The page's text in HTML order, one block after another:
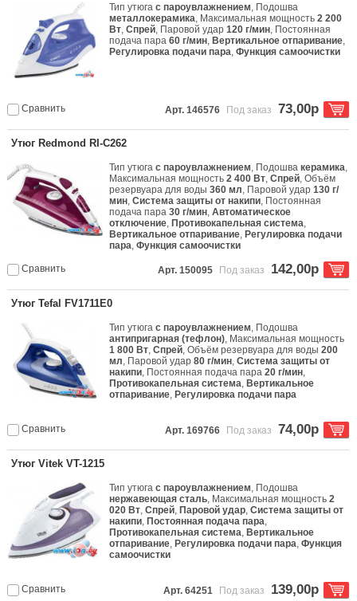
Тип утюгас пароувлажнением, Подошва
металлокерамика, Максимальная мощность2 200
Вт,Спрей, Паровой удар120 г/мин, Постоянная
подача пара60 г/мин, Вертикальное отпаривание,
Регулировка подачи пара,Функция самоочистки
Сравнить Арт. 146576 Под заказ 73,00р
Утюг Redmond RI-C262
Тип утюгас пароувлажнением, Подошвакерамика,
Максимальная мощность2 400 Вт,Спрей, Объём
резервуара для воды360 мл, Паровой удар130 г/
мин,Система защиты от накипи, Постоянная
подача пара30 г/мин,Автоматическое
отключение, Противокапельная система,
Вертикальное отпаривание, Регулировка подачи
пара,Функция самоочистки
Сравнить Арт. 150095 Под заказ 142,00р
Утюг Tefal FV1711E0
Тип утюгас пароувлажнением, Подошва
антипригарная (тефлон), Максимальная мощность
1 800 Вт,Спрей, Объём резервуара для воды200
мл, Паровой удар80 г/мин,Система защиты от
накипи, Постоянная подача пара20 г/мин,
Противокапельная система, Вертикальное
отпаривание, Регулировка подачи пара
Сравнить Арт. 169766 Под заказ 74,00р
Утюг Vitek VT-1215
Тип утюгас пароувлажнением, Подошва
нержавеющая сталь, Максимальная мощность2
020 Вт,Спрей, Паровой удар,Система защиты от
накипи, Постоянная подача пара,
Противокапельная система, Вертикальное
отпаривание, Регулировка подачи пара,Функция
самоочистки
Сравнить Арт. 64251 Под заказ 139,00р